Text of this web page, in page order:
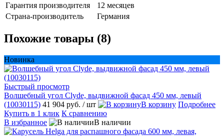
Гарантия производителя
12 месяцев
Страна-производитель
Германия
Похожие товары (8)
Новинка
Быстрый просмотр
Волшебный угол Clyde, выдвижной фасад 450 мм, левый
(10030115) 41 904 руб. / шт В корзину Подробнее
Купить в 1 клик К сравнению
В избранное
В наличии